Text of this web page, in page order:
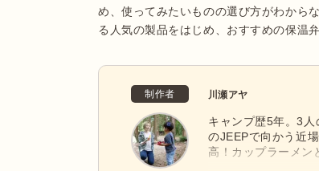
め、使ってみたいものの選び方がわから
る人気の製品をはじめ、おすすめの保温
制作者 川瀬アヤ
キャンプ歴5年。3
のJEEPで向かう近
高！カップラーメン